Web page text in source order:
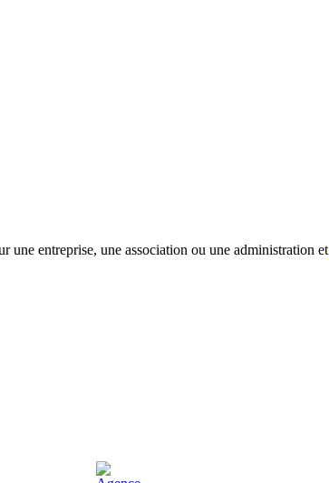
une entreprise, une association ou une administration et